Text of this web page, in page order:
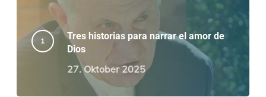
Tres historias para narrar el amor de
Dios
27. Oktober 2025